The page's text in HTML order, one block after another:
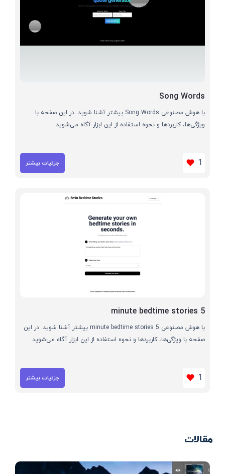
Song Words
با هوش مصنوعی Song Words بیشتر آشنا شوید. در این صفحه با
ویژگی‌ها، کاربردها و نحوه استفاده از این ابزار آگاه می‌شوید
1 جزئیات بیشتر
5 minute bedtime stories
با هوش مصنوعی 5 minute bedtime stories بیشتر آشنا شوید. در این
صفحه با ویژگی‌ها، کاربردها و نحوه استفاده از این ابزار آگاه می‌شوید
1 جزئیات بیشتر
مقالات